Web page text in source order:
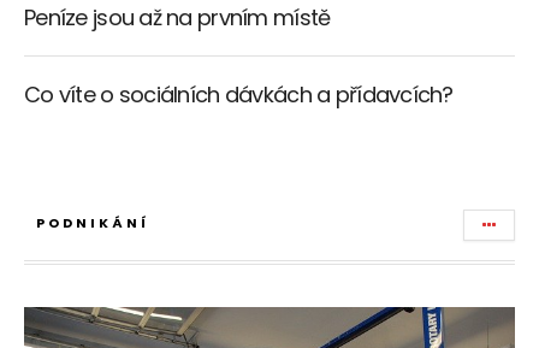
Peníze jsou až na prvním místě
Co víte o sociálních dávkách a přídavcích?
PODNIKÁNÍ